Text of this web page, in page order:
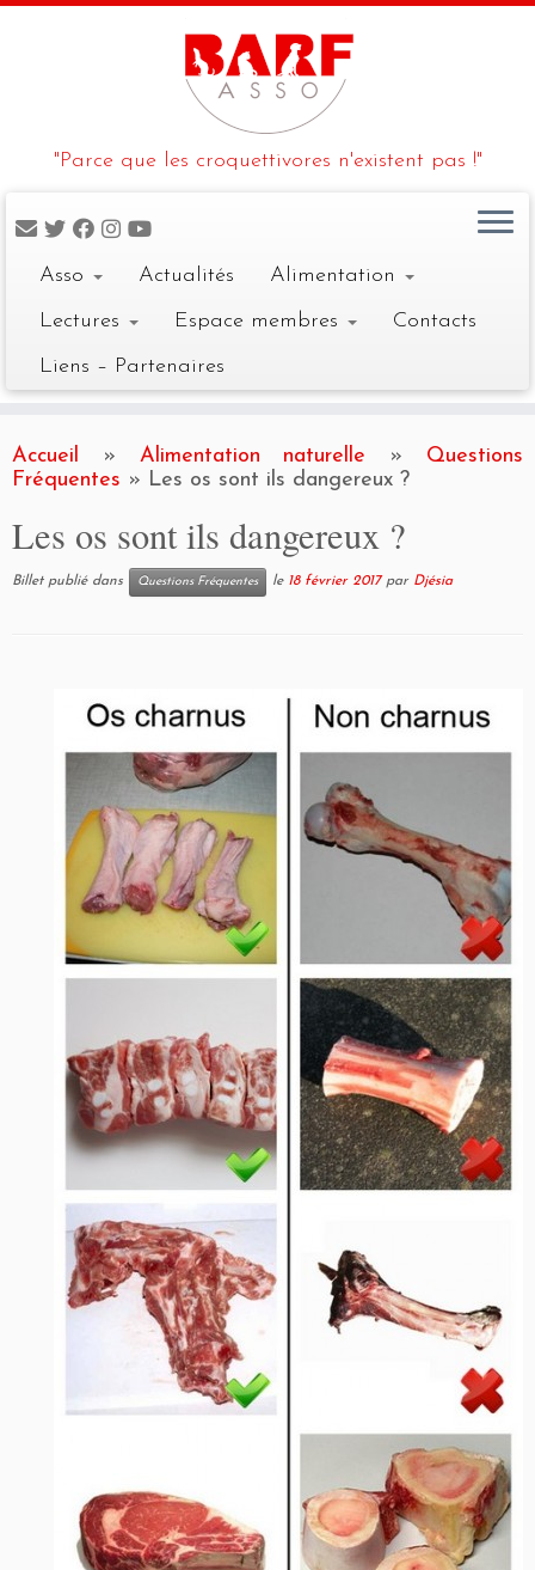
to
content
"Parce que les croquettivores n'existent pas !"
Asso Actualités
Alimentation
Lectures
Espace membres
Contacts
Liens – Partenaires
Accueil » Alimentation naturelle »
Questions
Fréquentes » Les os sont ils dangereux ?
Les os sont ils dangereux ?
Billet publié dans Questions Fréquentes le 18 février 2017 par Djésia